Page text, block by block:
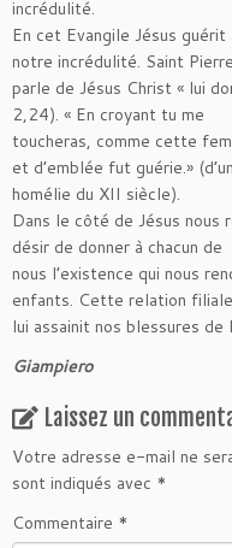
incrédulité.
En cet Evangile Jésus
notre incrédulité. Saint
parle de Jésus Christ « lui
2,24). « En croyant tu me
toucheras, comme cette
et d’emblée fut guérie.»
homélie du XII siècle).
Dans le côté de Jésus
désir de donner à chacun de
nous l’existence qui nous
enfants. Cette relation
lui assainit nos blessures de
Giampiero
Laissez un
Votre adresse e-mail ne
sont indiqués avec *
Commentaire *